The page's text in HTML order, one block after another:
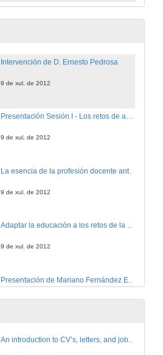
Intervención de Dª. Raquel Díaz Vázquez
Intervención de D. Ernesto Pedrosa
9 de xul. de 2012
Presentación Sesión I - Los retos de adaptar la educación al S.XXI ¿Hacia una revolución o hacia una evolución del aprendizaje?
9 de xul. de 2012
9 de xul. de 2012
Adaptar la educación a los retos de la sociedad del S.XXI . ¿Qué demanda la sociedad?
9 de xul. de 2012
9 de xul. de 2012
An introduction to CV’s, letters, and job searching